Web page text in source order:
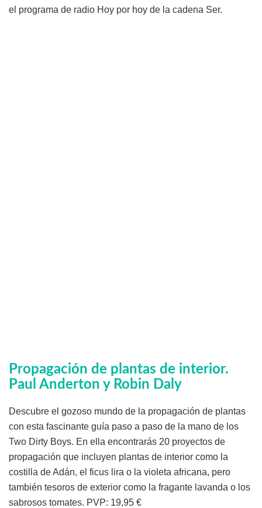
el programa de radio Hoy por hoy de la cadena Ser.
Propagación de plantas de interior.
Paul Anderton y Robin Daly
Descubre el gozoso mundo de la propagación de plantas
con esta fascinante guía paso a paso de la mano de los
Two Dirty Boys. En ella encontrarás 20 proyectos de
propagación que incluyen plantas de interior como la
costilla de Adán, el ficus lira o la violeta africana, pero
también tesoros de exterior como la fragante lavanda o los
sabrosos tomates. PVP: 19,95 €